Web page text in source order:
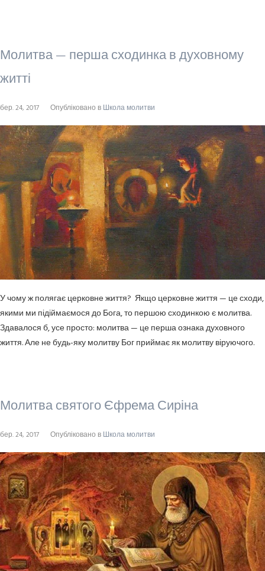
Молитва — перша сходинка в духовному
житті
бер. 24, 2017 Опубліковано в Школа молитви
У чому ж полягає церковне життя? Якщо церковне життя — це сходи,
якими ми підіймаємося до Бога, то першою сходинкою є молитва.
Здавалося б, усе просто: молитва — це перша ознака духовного
життя. Але не будь-яку молитву Бог приймає як молитву віруючого.
Молитва святого Єфрема Сиріна
бер. 24, 2017 Опубліковано в Школа молитви